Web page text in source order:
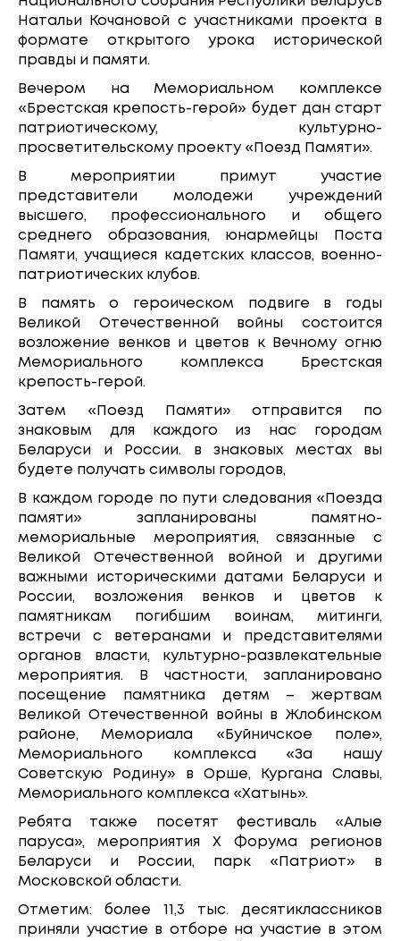
Натальи Кочановой с участниками проекта в
формате открытого урока исторической
правды и памяти.
Вечером на Мемориальном комплексе
«Брестская крепость-герой» будет дан старт
патриотическому, культурно-
просветительскому проекту «Поезд Памяти».
В мероприятии примут участие
представители молодежи учреждений
высшего, профессионального и общего
среднего образования, юнармейцы Поста
Памяти, учащиеся кадетских классов, военно-
патриотических клубов.
В память о героическом подвиге в годы
Великой Отечественной войны состоится
возложение венков и цветов к Вечному огню
Мемориального комплекса Брестская
крепость-герой.
Затем «Поезд Памяти» отправится по
знаковым для каждого из нас городам
Беларуси и России. в знаковых местах вы
будете получать символы городов,
В каждом городе по пути следования «Поезда
памяти» запланированы памятно-
мемориальные мероприятия, связанные с
Великой Отечественной войной и другими
важными историческими датами Беларуси и
России, возложения венков и цветов к
памятникам погибшим воинам, митинги,
встречи с ветеранами и представителями
органов власти, культурно-развлекательные
мероприятия. В частности, запланировано
посещение памятника детям – жертвам
Великой Отечественной войны в Жлобинском
районе, Мемориала «Буйничское поле»,
Мемориального комплекса «За нашу
Советскую Родину» в Орше, Кургана Славы,
Мемориального комплекса «Хатынь».
Ребята также посетят фестиваль «Алые
паруса», мероприятия Х Форума регионов
Беларуси и России, парк «Патриот» в
Московской области.
Отметим: более 11,3 тыс. десятиклассников
приняли участие в отборе на участие в этом